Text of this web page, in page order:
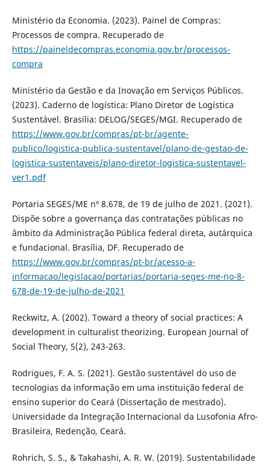
Ministério da Economia. (2023). Painel de Compras:
Processos de compra. Recuperado de
https://paineldecompras.economia.gov.br/processos-
compra
Ministério da Gestão e da Inovação em Serviços Públicos.
(2023). Caderno de logística: Plano Diretor de Logística
Sustentável. Brasília: DELOG/SEGES/MGI. Recuperado de
https://www.gov.br/compras/pt-br/agente-
publico/logistica-publica-sustentavel/plano-de-gestao-de-
logistica-sustentaveis/plano-diretor-logistica-sustentavel-
ver1.pdf
Portaria SEGES/ME nº 8.678, de 19 de julho de 2021. (2021).
Dispõe sobre a governança das contratações públicas no
âmbito da Administração Pública federal direta, autárquica
e fundacional. Brasília, DF. Recuperado de
https://www.gov.br/compras/pt-br/acesso-a-
informacao/legislacao/portarias/portaria-seges-me-no-8-
678-de-19-de-julho-de-2021
Reckwitz, A. (2002). Toward a theory of social practices: A
development in culturalist theorizing. European Journal of
Social Theory, 5(2), 243-263.
Rodrigues, F. A. S. (2021). Gestão sustentável do uso de
tecnologias da informação em uma instituição federal de
ensino superior do Ceará (Dissertação de mestrado).
Universidade da Integração Internacional da Lusofonia Afro-
Brasileira, Redenção, Ceará.
Rohrich, S. S., & Takahashi, A. R. W. (2019). Sustentabilidade